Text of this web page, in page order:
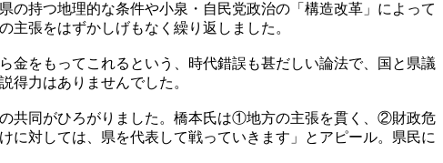
持つ地理的な条件や小泉・自民党政治の「構造改革」によって
張をはずかしげもなく繰り返しました。
金をもってこれるという、時代錯誤も甚だしい論法で、国と県議
得力はありませんでした。
共同がひろがりました。橋本氏は①地方の主張を貫く、②財政危
対しては、県を代表して戦っていきます」とアピール。県民に